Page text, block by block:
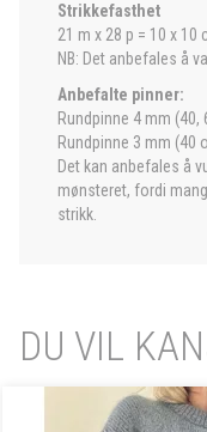
Strikkefasthet
21 m x 28 p = 10 x 10
NB: Det anbefales å
Anbefalte pinner:
Rundpinne 4 mm (40,
Rundpinne 3 mm (40
Det kan anbefales å
mønsteret, fordi
strikk.
DU VIL